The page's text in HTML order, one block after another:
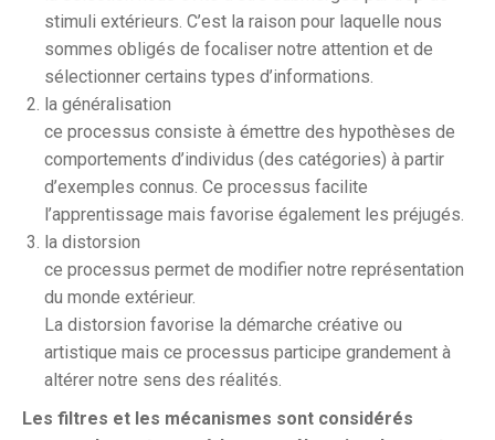
stimuli extérieurs. C’est la raison pour laquelle nous
sommes obligés de focaliser notre attention et de
sélectionner certains types d’informations.
la généralisation
ce processus consiste à émettre des hypothèses de
comportements d’individus (des catégories) à partir
d’exemples connus. Ce processus facilite
l’apprentissage mais favorise également les préjugés.
la distorsion
ce processus permet de modifier notre représentation
du monde extérieur.
La distorsion favorise la démarche créative ou
artistique mais ce processus participe grandement à
altérer notre sens des réalités.
Les filtres et les mécanismes sont considérés